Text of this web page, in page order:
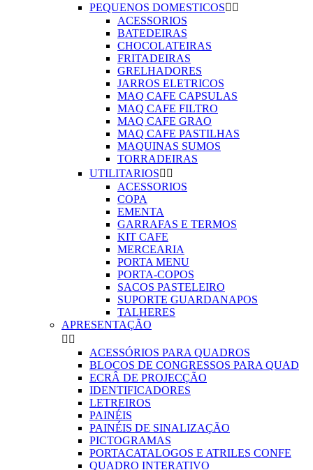
PEQUENOS DOMESTICOS 
ACESSORIOS
BATEDEIRAS
CHOCOLATEIRAS
FRITADEIRAS
GRELHADORES
JARROS ELETRICOS
MAQ CAFE CAPSULAS
MAQ CAFE FILTRO
MAQ CAFE GRAO
MAQ CAFE PASTILHAS
MAQUINAS SUMOS
TORRADEIRAS
UTILITARIOS 
ACESSORIOS
COPA
EMENTA
GARRAFAS E TERMOS
KIT CAFE
MERCEARIA
PORTA MENU
PORTA-COPOS
SACOS PASTELEIRO
SUPORTE GUARDANAPOS
TALHERES
APRESENTAÇÃO
 
ACESSÓRIOS PARA QUADROS
BLOCOS DE CONGRESSOS PARA QUAD
ECRÂ DE PROJECÇÃO
IDENTIFICADORES
LETREIROS
PAINÉIS
PAINÉIS DE SINALIZAÇÃO
PICTOGRAMAS
PORTACATALOGOS E ATRILES CONFE
QUADRO INTERATIVO